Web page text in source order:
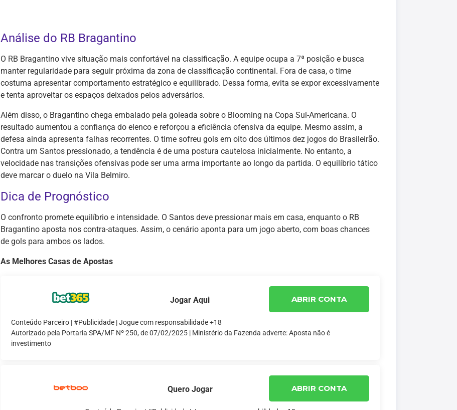
Análise do RB Bragantino
O RB Bragantino vive situação mais confortável na classificação. A equipe ocupa a 7ª posição e busca
manter regularidade para seguir próxima da zona de classificação continental. Fora de casa, o time
costuma apresentar comportamento estratégico e equilibrado. Dessa forma, evita se expor excessivamente
e tenta aproveitar os espaços deixados pelos adversários.
Além disso, o Bragantino chega embalado pela goleada sobre o Blooming na Copa Sul-Americana. O
resultado aumentou a confiança do elenco e reforçou a eficiência ofensiva da equipe. Mesmo assim, a
defesa ainda apresenta falhas recorrentes. O time sofreu gols em oito dos últimos dez jogos do Brasileirão.
Contra um Santos pressionado, a tendência é de uma postura cautelosa inicialmente. No entanto, a
velocidade nas transições ofensivas pode ser uma arma importante ao longo da partida. O equilíbrio tático
deve marcar o duelo na Vila Belmiro.
Dica de Prognóstico
O confronto promete equilíbrio e intensidade. O Santos deve pressionar mais em casa, enquanto o RB
Bragantino aposta nos contra-ataques. Assim, o cenário aponta para um jogo aberto, com boas chances
de gols para ambos os lados.
As Melhores Casas de Apostas
Jogar Aqui ABRIR CONTA
Conteúdo Parceiro | #Publicidade | Jogue com responsabilidade +18
Autorizado pela Portaria SPA/MF Nº 250, de 07/02/2025 | Ministério da Fazenda adverte: Aposta não é
investimento
Quero Jogar ABRIR CONTA